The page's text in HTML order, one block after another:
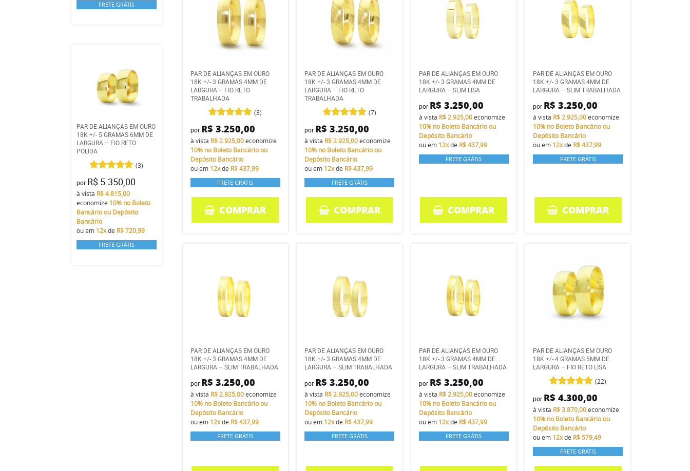
FRETE GRÁTIS
PAR DE ALIANÇAS EM OURO
18K +/- 5 GRAMAS 6MM DE
LARGURA – FIO RETO
POLIDA
(3)
por R$ 5.350,00
à vista R$ 4.815,00
economize 10% no Boleto
Bancário ou Depósito
Bancário
ou em 12xde R$ 720,99
FRETE GRÁTIS
PAR DE ALIANÇAS EM OURO
18K +/- 3 GRAMAS 4MM DE
LARGURA – FIO RETO
TRABALHADA
(3)
por R$ 3.250,00
à vista R$ 2.925,00economize
10% no Boleto Bancário ou
Depósito Bancário
ou em 12xde R$ 437,99
FRETE GRÁTIS
COMPRAR
PAR DE ALIANÇAS EM OURO
18K +/- 3 GRAMAS 4MM DE
LARGURA – FIO RETO
TRABALHADA
(7)
por R$ 3.250,00
à vista R$ 2.925,00economize
10% no Boleto Bancário ou
Depósito Bancário
ou em 12xde R$ 437,99
FRETE GRÁTIS
COMPRAR
PAR DE ALIANÇAS EM OURO
18K +/- 3 GRAMAS 4MM DE
LARGURA – SLIM LISA
por R$ 3.250,00
à vista R$ 2.925,00economize
10% no Boleto Bancário ou
Depósito Bancário
ou em 12xde R$ 437,99
FRETE GRÁTIS
COMPRAR
PAR DE ALIANÇAS EM OURO
18K +/- 3 GRAMAS 4MM DE
LARGURA – SLIM TRABALHADA
por R$ 3.250,00
à vista R$ 2.925,00economize
10% no Boleto Bancário ou
Depósito Bancário
ou em 12xde R$ 437,99
FRETE GRÁTIS
COMPRAR
PAR DE ALIANÇAS EM OURO
18K +/- 3 GRAMAS 4MM DE
LARGURA – SLIM TRABALHADA
por R$ 3.250,00
à vista R$ 2.925,00economize
10% no Boleto Bancário ou
Depósito Bancário
ou em 12xde R$ 437,99
FRETE GRÁTIS
PAR DE ALIANÇAS EM OURO
18K +/- 3 GRAMAS 4MM DE
LARGURA – SLIM TRABALHADA
por R$ 3.250,00
à vista R$ 2.925,00economize
10% no Boleto Bancário ou
Depósito Bancário
ou em 12xde R$ 437,99
FRETE GRÁTIS
PAR DE ALIANÇAS EM OURO
18K +/- 3 GRAMAS 4MM DE
LARGURA – SLIM TRABALHADA
por R$ 3.250,00
à vista R$ 2.925,00economize
10% no Boleto Bancário ou
Depósito Bancário
ou em 12xde R$ 437,99
FRETE GRÁTIS
PAR DE ALIANÇAS EM OURO
18K +/- 4 GRAMAS 5MM DE
LARGURA – FIO RETO LISA
(22)
por R$ 4.300,00
à vista R$ 3.870,00economize
10% no Boleto Bancário ou
Depósito Bancário
ou em 12xde R$ 579,49
FRETE GRÁTIS